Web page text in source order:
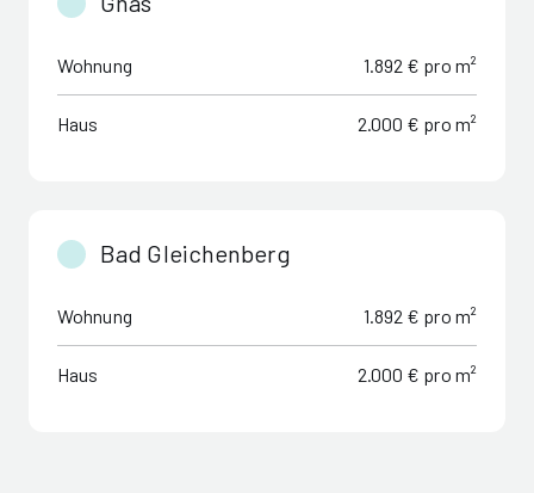
Wohnung 1.892 € pro m²
Haus 2.000 € pro m²
Bad Gleichenberg
Wohnung 1.892 € pro m²
Haus 2.000 € pro m²